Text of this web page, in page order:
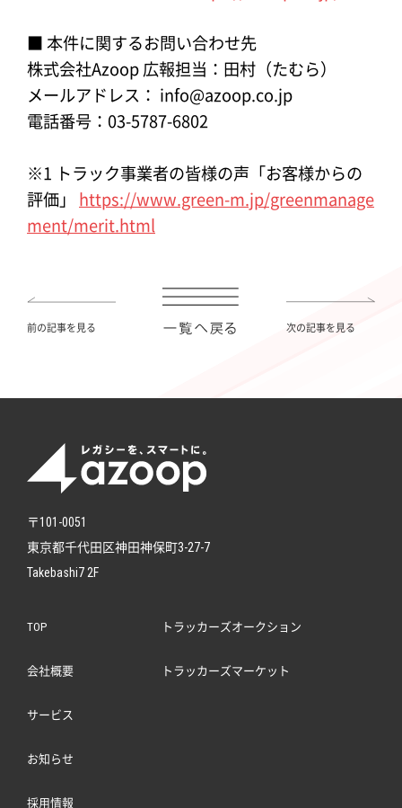
■ 本件に関するお問い合わせ先
株式会社Azoop 広報担当：田村（たむら）
メールアドレス： info@azoop.co.jp
電話番号：03-5787-6802
※1 トラック事業者の皆様の声「お客様からの
評価」
https://www.green-m.jp/greenmanage
ment/merit.html
前の記事を見る 次の記事を見る
〒101-0051
東京都千代田区神田神保町3-27-7
Takebashi7 2F
TOP
会社概要
サービス
お知らせ
採用情報
トラッカーズオークション
トラッカーズマーケット